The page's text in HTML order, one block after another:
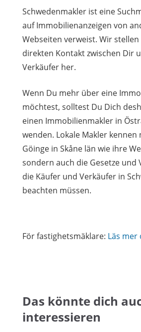
Schwedenmakler ist eine
auf Immobilienanzeigen von
Webseiten verweist. Wir
direkten Kontakt zwischen Dir
Verkäufer her.
Wenn Du mehr über eine
möchtest, solltest Du Dich
einen Immobilienmakler in
wenden. Lokale Makler
Göinge in Skåne län wie ihre
sondern auch die Gesetze und
die Käufer und Verkäufer in
beachten müssen.
För fastighetsmäklare: Läs mer
Das könnte dich
interessieren